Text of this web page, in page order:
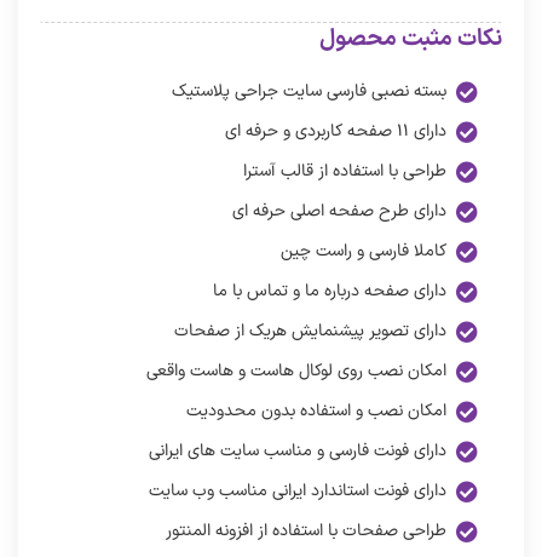
نکات مثبت محصول
بسته نصبی فارسی سایت جراحی پلاستیک
دارای ۱۱ صفحه کاربردی و حرفه ای
طراحی با استفاده از قالب آسترا
دارای طرح صفحه اصلی حرفه ای
کاملا فارسی و راست چین
دارای صفحه درباره ما و تماس با ما
دارای تصویر پیشنمایش هریک از صفحات
امکان نصب روی لوکال هاست و هاست واقعی
امکان نصب و استفاده بدون محدودیت
دارای فونت فارسی و مناسب سایت های ایرانی
دارای فونت استاندارد ایرانی مناسب وب سایت
طراحی صفحات با استفاده از افزونه المنتور